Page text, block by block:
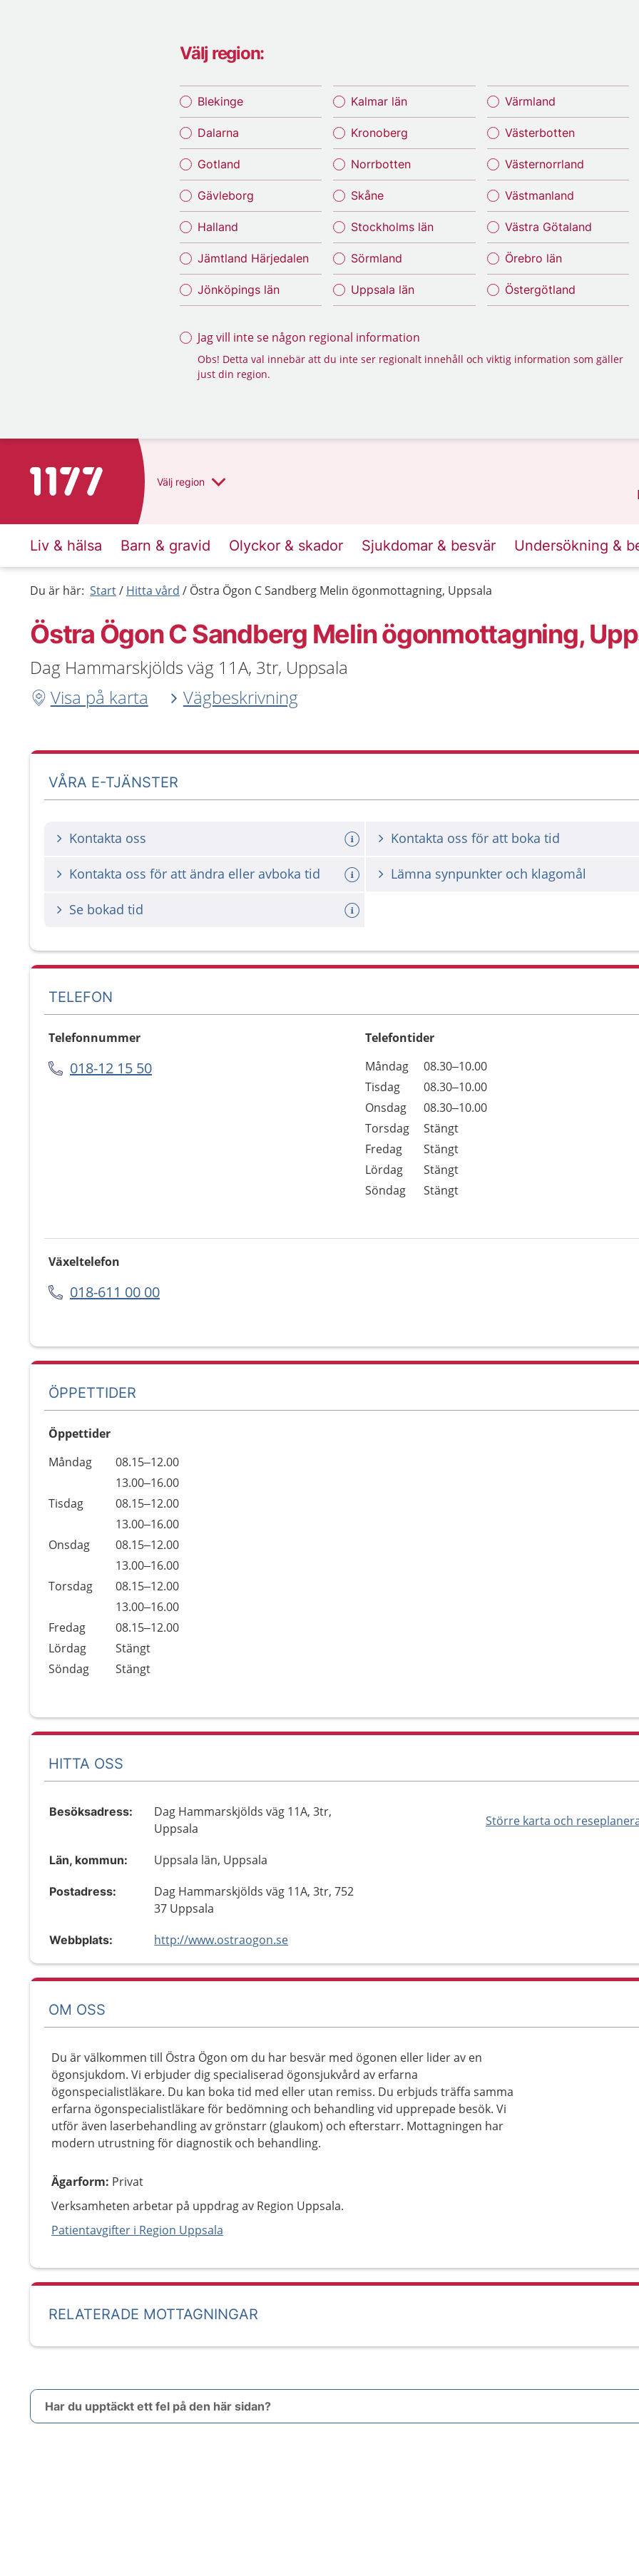
Välj region:
Blekinge
Dalarna
Gotland
Gävleborg
Halland
Jämtland Härjedalen
Jönköpings län
Kalmar län
Kronoberg
Norrbotten
Skåne
Stockholms län
Sörmland
Uppsala län
Värmland
Västerbotten
Västernorrland
Västmanland
Västra Götaland
Örebro län
Östergötland
Jag vill inte se någon regional information
Obs! Detta val innebär att du inte ser regionalt innehåll och viktig information som gäller
just din region.
Till startsidan för 1177 Välj region
Liv & hälsa Barn & gravid Olyckor & skador Sjukdomar & besvär Undersökning &
Du är här: Start Hitta vård Östra Ögon C Sandberg Melin ögonmottagning, Uppsala
Östra Ögon C Sandberg Melin ögonmottagning,
Dag Hammarskjölds väg 11A, 3tr, Uppsala
Visa på karta
Vägbeskrivning
VÅRA E-TJÄNSTER
Kontakta oss Kontakta oss för att boka tid
Kontakta oss för att ändra eller avboka tid Lämna synpunkter och klagomål
Se bokad tid
TELEFON
Telefonnummer
018-12 15 50
Telefontider
Dag
Öppettider
Kommentarer
Måndag
08.30–10.00
Tisdag
08.30–10.00
Onsdag
08.30–10.00
Torsdag
Stängt
Fredag
Stängt
Lördag
Stängt
Söndag
Stängt
Växeltelefon
018-611 00 00
ÖPPETTIDER
Öppettider
Dag
Öppettider
Kommentarer
Måndag
08.15–12.00
13.00–16.00
Tisdag
08.15–12.00
13.00–16.00
Onsdag
08.15–12.00
13.00–16.00
Torsdag
08.15–12.00
13.00–16.00
Fredag
08.15–12.00
Lördag
Stängt
Söndag
Stängt
HITTA OSS
Större karta och
Besöksadress:
Dag Hammarskjölds väg 11A, 3tr,
Uppsala
Län, kommun: Uppsala län, Uppsala
Postadress:
Dag Hammarskjölds väg 11A, 3tr, 752
37 Uppsala
Webbplats: http://www.ostraogon.se
OM OSS
Du är välkommen till Östra Ögon om du har besvär med ögonen eller lider av en
ögonsjukdom. Vi erbjuder dig specialiserad ögonsjukvård av erfarna
ögonspecialistläkare. Du kan boka tid med eller utan remiss. Du erbjuds träffa samma
erfarna ögonspecialistläkare för bedömning och behandling vid upprepade besök. Vi
utför även laserbehandling av grönstarr (glaukom) och efterstarr. Mottagningen har
modern utrustning för diagnostik och behandling.
Ägarform: Privat
Verksamheten arbetar på uppdrag av Region Uppsala.
Patientavgifter i Region Uppsala
RELATERADE MOTTAGNINGAR
Har du upptäckt ett fel på den här sidan?